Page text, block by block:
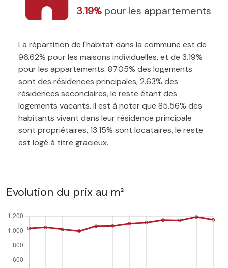
3.19% pour les appartements
La répartition de l'habitat dans la commune est de
96.62% pour les maisons individuelles, et de 3.19%
pour les appartements. 87.05% des logements
sont des résidences principales, 2.63% des
résidences secondaires, le reste étant des
logements vacants. Il est à noter que 85.56% des
habitants vivant dans leur résidence principale
sont propriétaires, 13.15% sont locataires, le reste
est logé à titre gracieux.
Evolution du prix au m²